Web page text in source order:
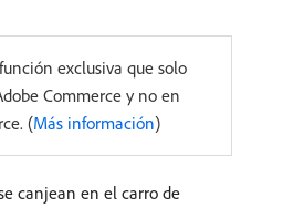
exclusiva que solo
Commerce y no en
(Más información)
canjean en el carro de